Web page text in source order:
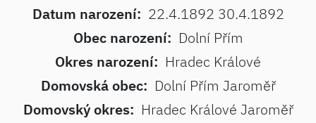
Datum narození: 22.4.1892 30.4.1892
Obec narození: Dolní Přím
Okres narození: Hradec Králové
Domovská obec: Dolní Přím Jaroměř
Domovský okres: Hradec Králové Jaroměř